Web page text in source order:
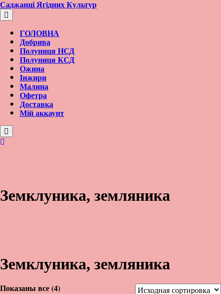
Перейти
к
содержимому
Саджанці Ягідних Культур
ГОЛОВНА
Добрива
Полуниця НСД
Полуниця КСД
Ожина
Інжири
Малина
Офетра
Доставка
Мій аккаунт
Вход/
Земклуника, земляника
Земклуника, земляника
Показаны все (4)